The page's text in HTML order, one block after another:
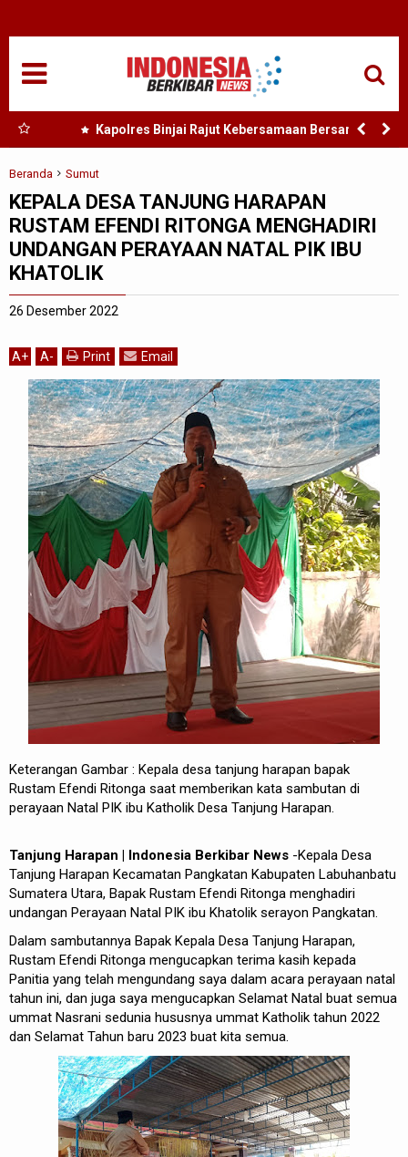
Kapolres Binjai Rajut Kebersamaan Bersama
Komunitas Ojek Online Kota Binjai
Beranda Sumut
KEPALA DESA TANJUNG HARAPAN
RUSTAM EFENDI RITONGA MENGHADIRI
UNDANGAN PERAYAAN NATAL PIK IBU
KHATOLIK
26 Desember 2022
A+ A- Print Email
Keterangan Gambar : Kepala desa tanjung harapan bapak
Rustam Efendi Ritonga saat memberikan kata sambutan di
perayaan Natal PIK ibu Katholik Desa Tanjung Harapan.
Tanjung Harapan | Indonesia Berkibar News -Kepala Desa
Tanjung Harapan Kecamatan Pangkatan Kabupaten Labuhanbatu
Sumatera Utara, Bapak Rustam Efendi Ritonga menghadiri
undangan Perayaan Natal PIK ibu Khatolik serayon Pangkatan.
Dalam sambutannya Bapak Kepala Desa Tanjung Harapan,
Rustam Efendi Ritonga mengucapkan terima kasih kepada
Panitia yang telah mengundang saya dalam acara perayaan natal
tahun ini, dan juga saya mengucapkan Selamat Natal buat semua
ummat Nasrani sedunia hususnya ummat Katholik tahun 2022
dan Selamat Tahun baru 2023 buat kita semua.
NASIONAL
SUMUT
TANJUNGBALAI
ACEH
EDUKASI
REDAKSI